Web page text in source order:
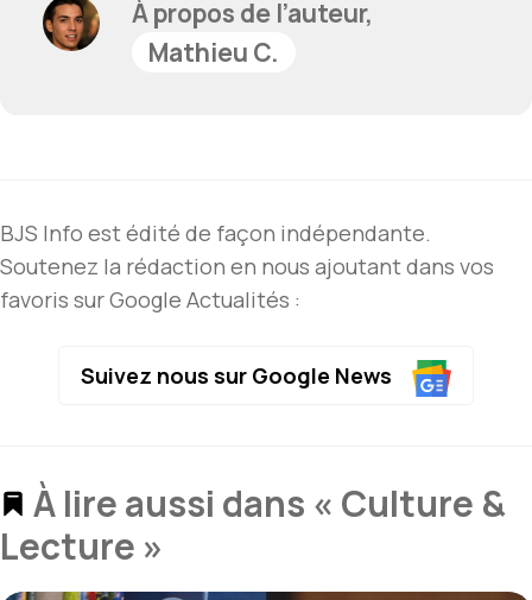
À propos de l’auteur,
Mathieu C.
BJS Info est édité de façon indépendante.
Soutenez la rédaction en nous ajoutant dans vos
favoris sur Google Actualités :
Suivez nous sur Google News
À lire aussi dans « Culture &
Lecture »